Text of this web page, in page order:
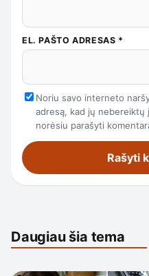
EL. PAŠTO ADRESAS *
Noriu savo interneto
adresą, kad jų nebereiktų
norėsiu parašyti
Daugiau šia tema